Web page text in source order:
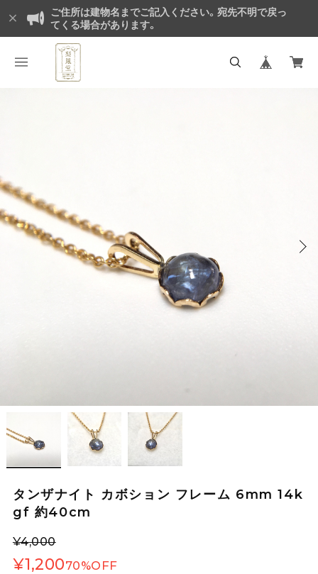
ご住所は建物名までご記入ください。宛先不明で戻っ
てくる場合があります。
タンザナイト カボション フレーム 6mm 14k
gf 約40cm
¥4,000
¥1,20070%OFF